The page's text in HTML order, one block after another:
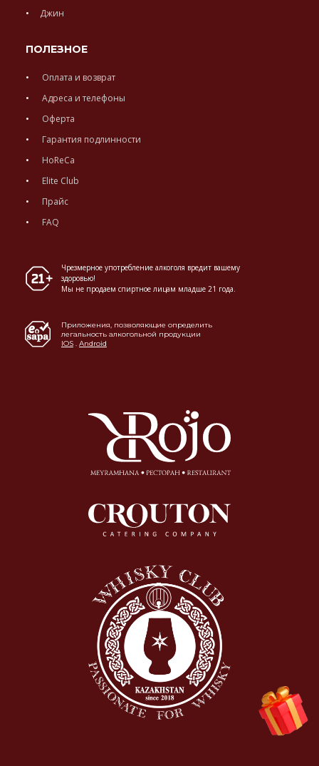
Джин
ПОЛЕЗНОЕ
Оплата и возврат
Адреса и телефоны
Оферта
Гарантия подлинности
HoReCa
Elite Club
Прайс
FAQ
Чрезмерное употребление алкоголя вредит вашему
здоровью!
Мы не продаем спиртное лицам младше 21 года.
Приложения, позволяющие определить
легальность алкогольной продукции
IOS . Android